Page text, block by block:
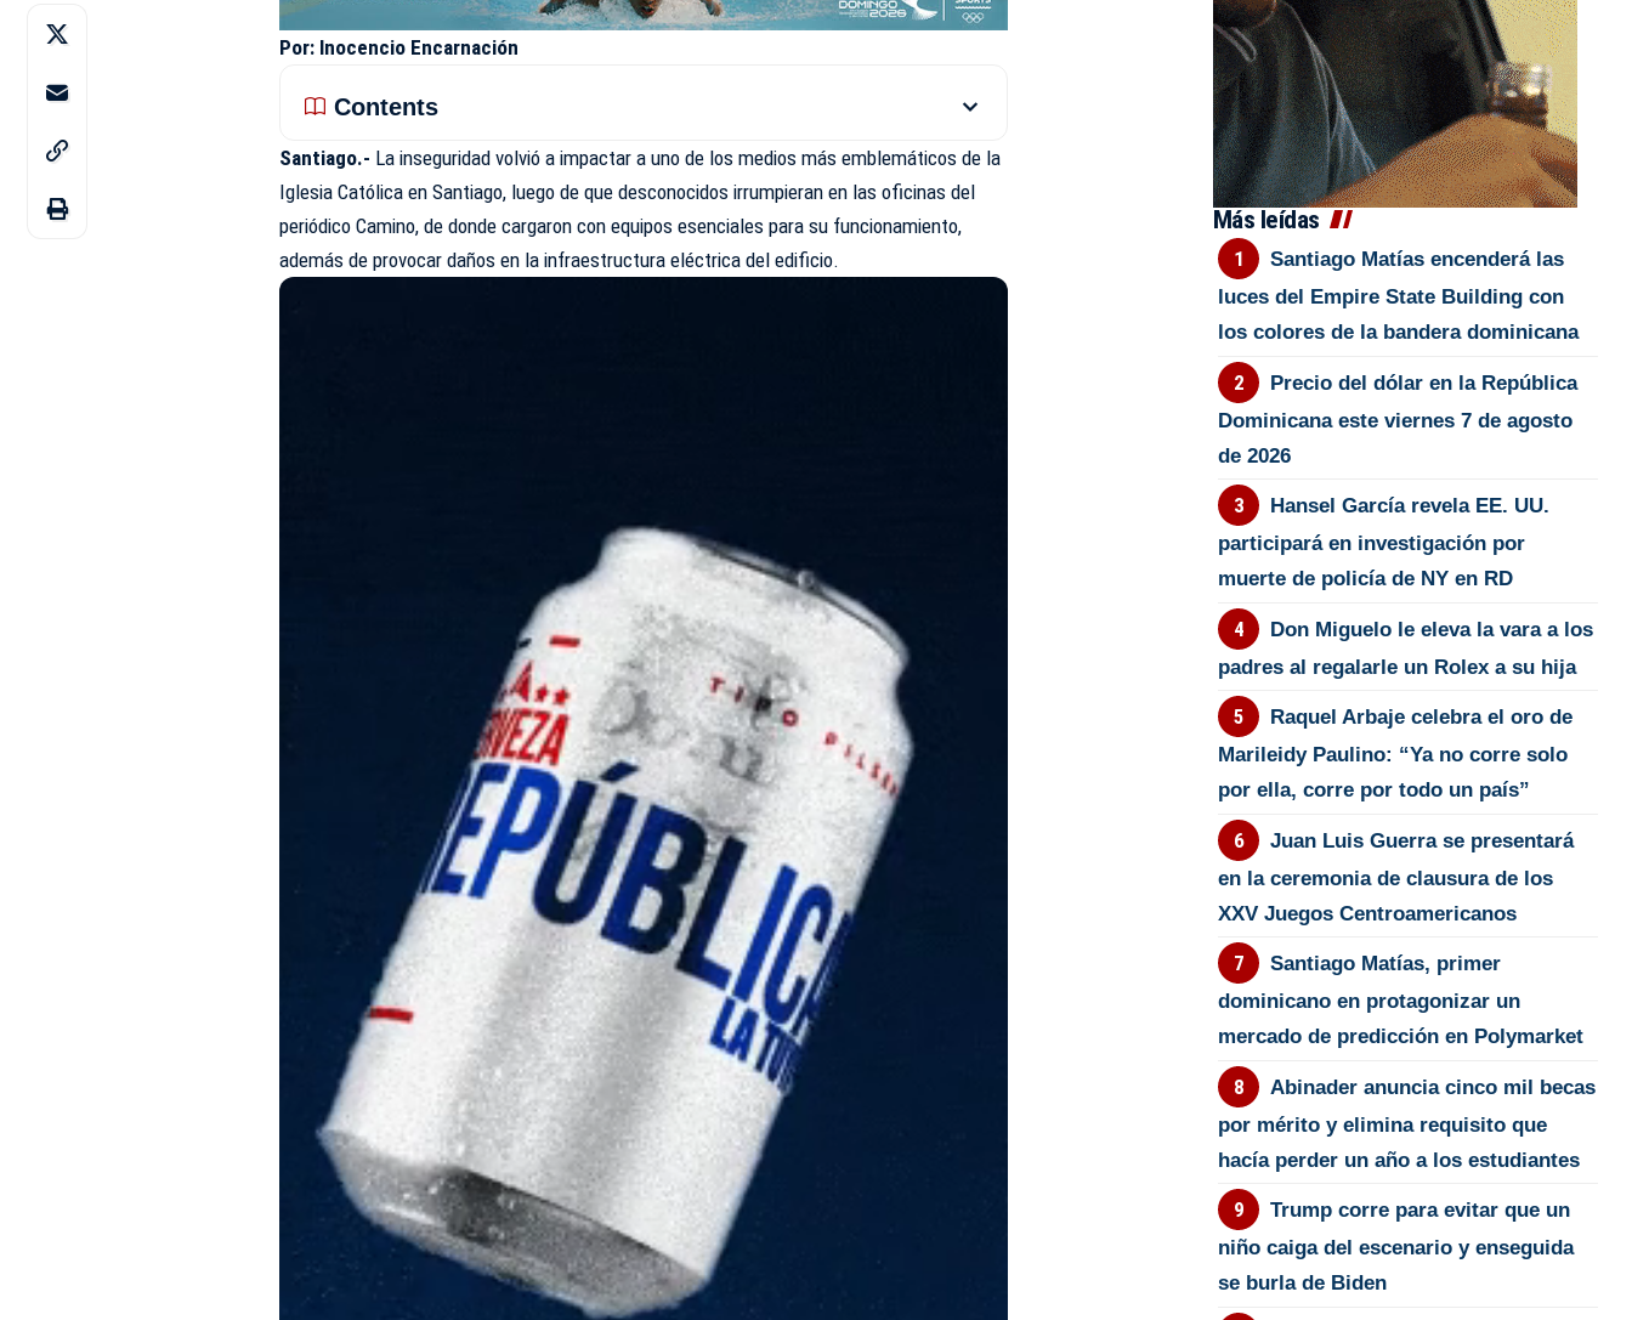
Por: Inocencio Encarnación
Contents
Santiago.- La inseguridad volvió a impactar a uno de los medios más emblemáticos de la
Iglesia Católica en Santiago, luego de que desconocidos irrumpieran en las oficinas del
periódico Camino, de donde cargaron con equipos esenciales para su funcionamiento,
además de provocar daños en la infraestructura eléctrica del edificio.
Más leídas
Santiago Matías encenderá las
luces del Empire State Building con
los colores de la bandera dominicana
Precio del dólar en la República
Dominicana este viernes 7 de agosto
de 2026
Hansel García revela EE. UU.
participará en investigación por
muerte de policía de NY en RD
Don Miguelo le eleva la vara a los
padres al regalarle un Rolex a su hija
Raquel Arbaje celebra el oro de
Marileidy Paulino: “Ya no corre solo
por ella, corre por todo un país”
Juan Luis Guerra se presentará
en la ceremonia de clausura de los
XXV Juegos Centroamericanos
Santiago Matías, primer
dominicano en protagonizar un
mercado de predicción en Polymarket
Abinader anuncia cinco mil becas
por mérito y elimina requisito que
hacía perder un año a los estudiantes
Trump corre para evitar que un
niño caiga del escenario y enseguida
se burla de Biden